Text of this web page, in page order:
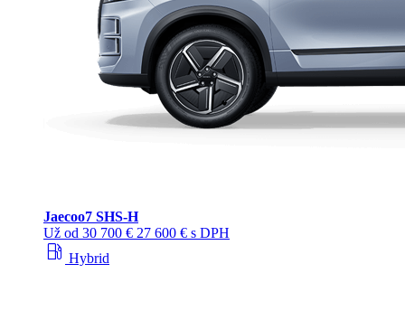
Jaecoo7 SHS-H
Už od 30 700 € 27 600 € s DPH
local_gas_station Hybrid